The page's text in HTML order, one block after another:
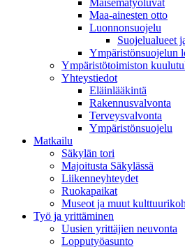
Maisematyöluvat
Maa-ainesten otto
Luonnonsuojelu
Suojelualueet
Ympäristönsuojelun
Ympäristötoimiston
Yhteystiedot
Eläinlääkintä
Rakennusvalvonta
Terveysvalvonta
Ympäristönsuojelu
Mat­kailu
Säkylän tori
Majoitusta Säkylässä
Liikenneyhteydet
Ruokapaikat
Museot ja muut
Työ ja yrittä­minen
Uusien yrittäjien neuvonta
Lopputyöasunto